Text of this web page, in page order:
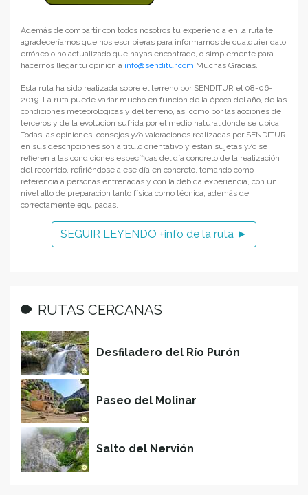
Además de compartir con todos nosotros tu experiencia en la ruta te
agradeceríamos que nos escribieras para informarnos de cualquier dato
erróneo o no actualizado que hayas encontrado, o simplemente para
hacernos llegar tu opinión a info@senditur.com Muchas Gracias.
Esta ruta ha sido realizada sobre el terreno por SENDITUR el 08-06-
2019. La ruta puede variar mucho en función de la época del año, de las
condiciones meteorológicas y del terreno, así como por las acciones de
terceros y de la evolución sufrida por el medio natural donde se ubica.
Todas las opiniones, consejos y/o valoraciones realizadas por SENDITUR
en sus descripciones son a título orientativo y están sujetas y/o se
refieren a las condiciones específicas del día concreto de la realización
del recorrido, refiriéndose a ese día en concreto, tomando como
referencia a personas entrenadas y con la debida experiencia, con un
nivel alto de preparación tanto física como técnica, además de
correctamente equipadas.
SEGUIR LEYENDO +info de la ruta ►
RUTAS CERCANAS
Desfiladero del Río Purón
Paseo del Molinar
Salto del Nervión